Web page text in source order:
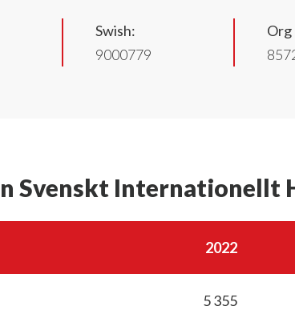
Swish:
9000779
Org
Svenskt Internationellt
2022
5 355